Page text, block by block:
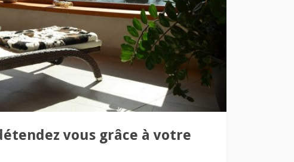
vous grâce à votre